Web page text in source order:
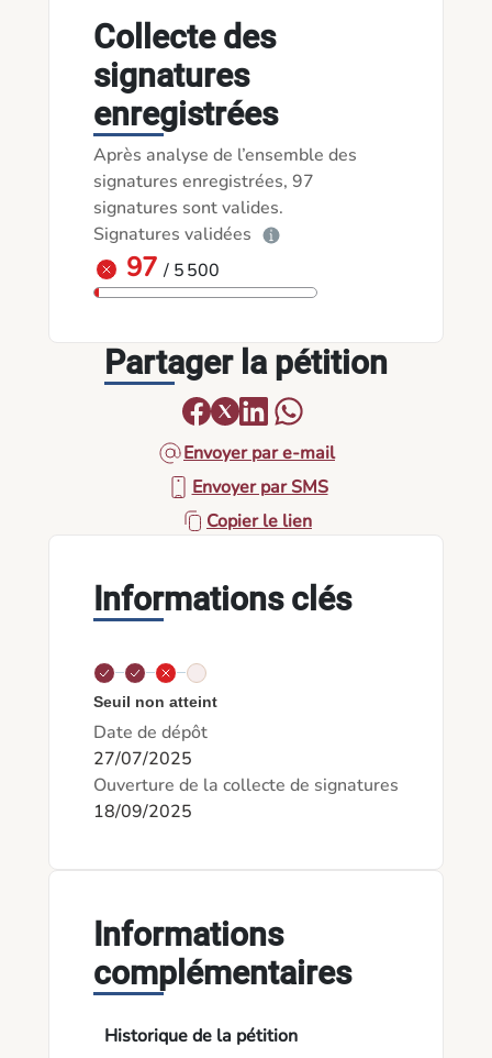
Collecte des
signatures
enregistrées
Après analyse de l’ensemble des
signatures enregistrées, 97
signatures sont valides.
Signatures validées
97 / 5 500
Partager la pétition
Envoyer par e-mail
Envoyer par SMS
Copier le lien
Informations clés
Seuil non atteint
Date de dépôt
27/07/2025
Ouverture de la collecte de signatures
18/09/2025
Informations
complémentaires
Historique de la pétition